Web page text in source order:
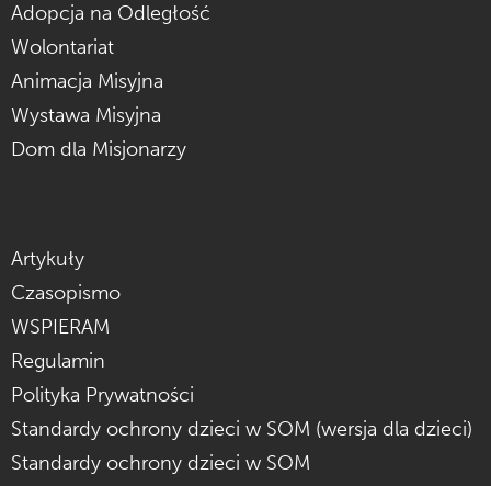
Adopcja na Odległość
Wolontariat
Animacja Misyjna
Wystawa Misyjna
Dom dla Misjonarzy
Artykuły
Czasopismo
WSPIERAM
Regulamin
Polityka Prywatności
Standardy ochrony dzieci w SOM (wersja dla dzieci)
Standardy ochrony dzieci w SOM